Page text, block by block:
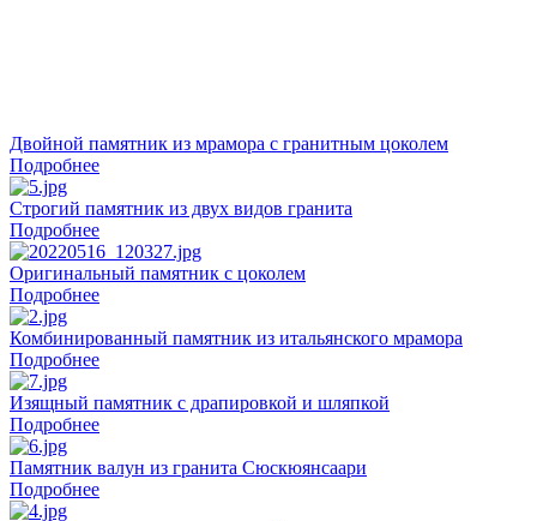
Двойной памятник из мрамора с гранитным цоколем
Подробнее
Строгий памятник из двух видов гранита
Подробнее
Оригинальный памятник с цоколем
Подробнее
Комбинированный памятник из итальянского мрамора
Подробнее
Изящный памятник с драпировкой и шляпкой
Подробнее
Памятник валун из гранита Сюскюянсаари
Подробнее